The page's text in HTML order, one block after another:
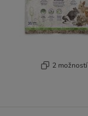
2 možností